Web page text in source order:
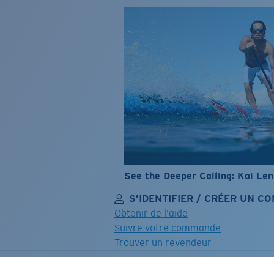
See the Deeper Calling: Kai
S’IDENTIFIER / CRÉER UN
Obtenir de l'aide
Suivre votre commande
Trouver un revendeur